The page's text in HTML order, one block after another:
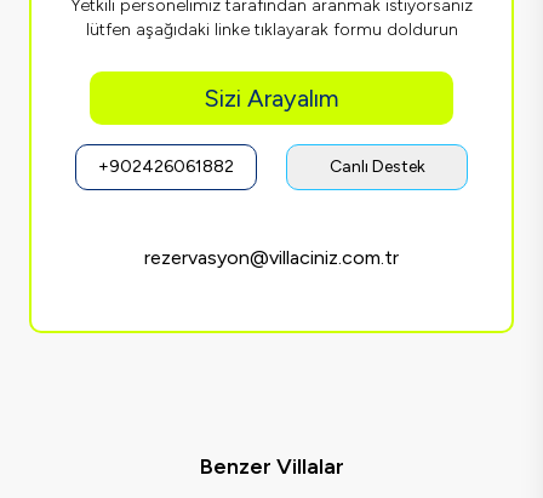
Yetkili personelimiz tarafından aranmak istiyorsanız
lütfen aşağıdaki linke tıklayarak formu doldurun
Sizi Arayalım
+902426061882 Canlı Destek
rezervasyon@villaciniz.com.tr
Benzer Villalar